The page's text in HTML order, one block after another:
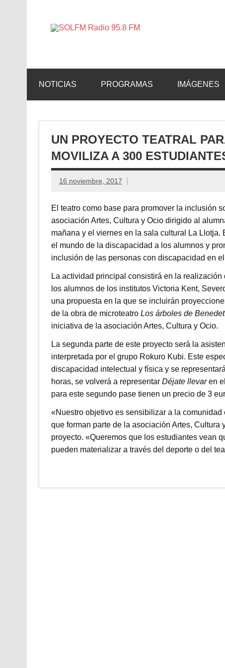
NOTICIAS PROGRAMAS IMÁGENES
UN PROYECTO TEATRAL
MOVILIZA A 300
16 noviembre, 2017
El teatro como base para promover la inclusión
asociación Artes, Cultura y Ocio dirigido al
mañana y el viernes en la sala cultural La
el mundo de la discapacidad a los alumnos y
inclusión de las personas con discapacidad en
La actividad principal consistirá en la
los alumnos de los institutos Victoria Kent,
una propuesta en la que se incluirán
de la obra de microteatro Los árboles de
iniciativa de la asociación Artes, Cultura y Ocio.
La segunda parte de este proyecto será la
interpretada por el grupo Rokuro Kubi. Este
discapacidad intelectual y física y se
horas, se volverá a representar Déjate llevaren
para este segundo pase tienen un precio de 3
«Nuestro objetivo es sensibilizar a la
que forman parte de la asociación Artes,
proyecto. «Queremos que los estudiantes vean
pueden materializar a través del deporte o del